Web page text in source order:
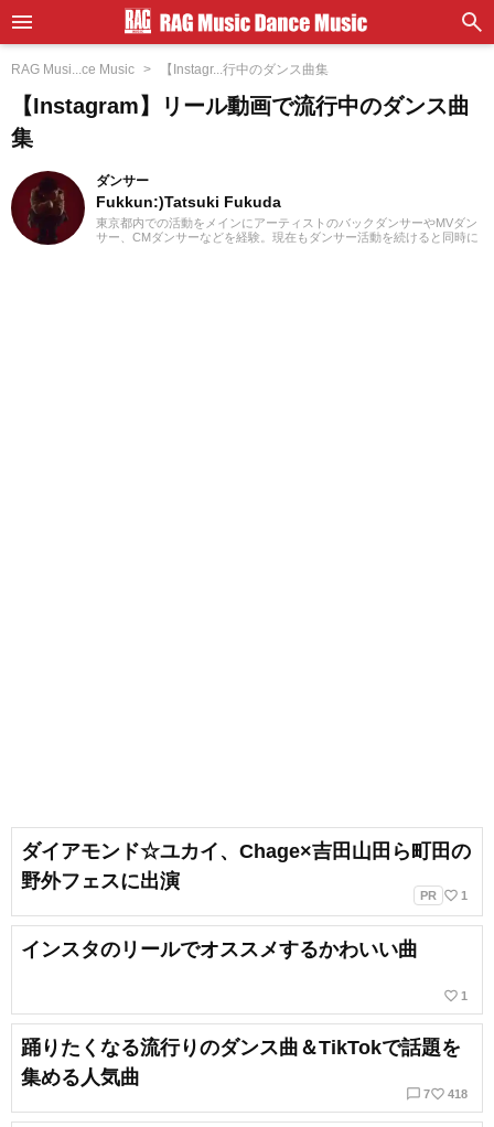
RAG Musi...ce Music 【Instagr...行中のダンス曲集
【Instagram】リール動画で流行中のダンス曲
集
ダンサー
Fukkun:)Tatsuki Fukuda
東京都内での活動をメインにアーティストのバックダンサーやMVダン
サー、CMダンサーなどを経験。現在もダンサー活動を続けると同時に
ダイアモンド☆ユカイ、Chage×吉田山田ら町田の
野外フェスに出演
PR favorite_border 1
インスタのリールでオススメするかわいい曲
favorite_border 1
踊りたくなる流行りのダンス曲＆TikTokで話題を
集める人気曲
chat_bubble_outline 7favorite_border 418